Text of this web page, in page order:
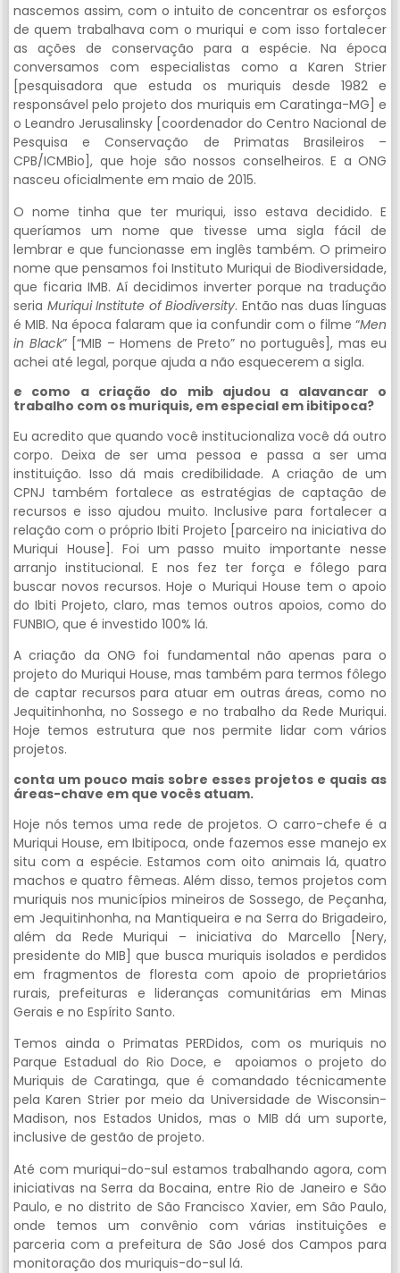
nascemos assim, com o intuito de concentrar os esforços
de quem trabalhava com o muriqui e com isso fortalecer
as ações de conservação para a espécie. Na época
conversamos com especialistas como a Karen Strier
[pesquisadora que estuda os muriquis desde 1982 e
responsável pelo projeto dos muriquis em Caratinga-MG] e
o Leandro Jerusalinsky [coordenador do Centro Nacional de
Pesquisa e Conservação de Primatas Brasileiros –
CPB/ICMBio], que hoje são nossos conselheiros. E a ONG
nasceu oficialmente em maio de 2015.
O nome tinha que ter muriqui, isso estava decidido. E
queríamos um nome que tivesse uma sigla fácil de
lembrar e que funcionasse em inglês também. O primeiro
nome que pensamos foi Instituto Muriqui de Biodiversidade,
que ficaria IMB. Aí decidimos inverter porque na tradução
seria Muriqui Institute of Biodiversity. Então nas duas línguas
é MIB. Na época falaram que ia confundir com o filme “Men
in Black” [“MIB – Homens de Preto” no português], mas eu
achei até legal, porque ajuda a não esquecerem a sigla.
e como a criação do mib ajudou a alavancar o
trabalho com os muriquis, em especial em ibitipoca?
Eu acredito que quando você institucionaliza você dá outro
corpo. Deixa de ser uma pessoa e passa a ser uma
instituição. Isso dá mais credibilidade. A criação de um
CPNJ também fortalece as estratégias de captação de
recursos e isso ajudou muito. Inclusive para fortalecer a
relação com o próprio Ibiti Projeto [parceiro na iniciativa do
Muriqui House]. Foi um passo muito importante nesse
arranjo institucional. E nos fez ter força e fôlego para
buscar novos recursos. Hoje o Muriqui House tem o apoio
do Ibiti Projeto, claro, mas temos outros apoios, como do
FUNBIO, que é investido 100% lá.
A criação da ONG foi fundamental não apenas para o
projeto do Muriqui House, mas também para termos fôlego
de captar recursos para atuar em outras áreas, como no
Jequitinhonha, no Sossego e no trabalho da Rede Muriqui.
Hoje temos estrutura que nos permite lidar com vários
projetos.
conta um pouco mais sobre esses projetos e quais as
áreas-chave em que vocês atuam.
Hoje nós temos uma rede de projetos. O carro-chefe é a
Muriqui House, em Ibitipoca, onde fazemos esse manejo ex
situ com a espécie. Estamos com oito animais lá, quatro
machos e quatro fêmeas. Além disso, temos projetos com
muriquis nos municípios mineiros de Sossego, de Peçanha,
em Jequitinhonha, na Mantiqueira e na Serra do Brigadeiro,
além da Rede Muriqui – iniciativa do Marcello [Nery,
presidente do MIB] que busca muriquis isolados e perdidos
em fragmentos de floresta com apoio de proprietários
rurais, prefeituras e lideranças comunitárias em Minas
Gerais e no Espírito Santo.
Temos ainda o Primatas PERDidos, com os muriquis no
Parque Estadual do Rio Doce, e apoiamos o projeto do
Muriquis de Caratinga, que é comandado técnicamente
pela Karen Strier por meio da Universidade de Wisconsin-
Madison, nos Estados Unidos, mas o MIB dá um suporte,
inclusive de gestão de projeto.
Até com muriqui-do-sul estamos trabalhando agora, com
iniciativas na Serra da Bocaina, entre Rio de Janeiro e São
Paulo, e no distrito de São Francisco Xavier, em São Paulo,
onde temos um convênio com várias instituições e
parceria com a prefeitura de São José dos Campos para
monitoração dos muriquis-do-sul lá.